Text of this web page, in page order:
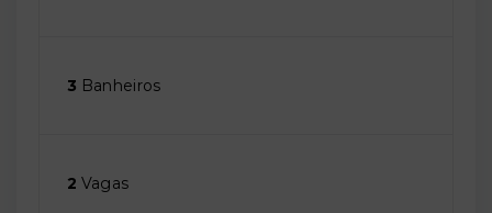
3 Banheiros
2 Vagas